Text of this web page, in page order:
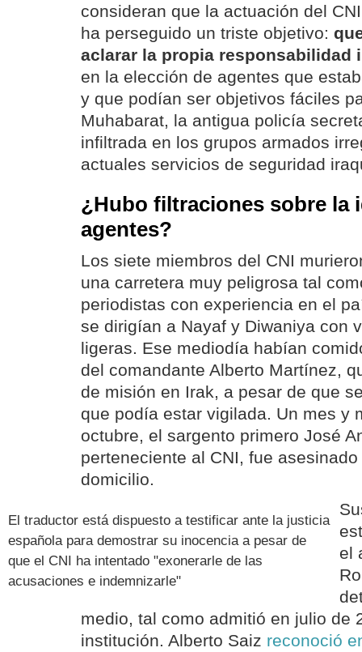
consideran que la actuación del
ha perseguido un triste objetivo:
aclarar la propia responsabilidad
en la elección de agentes que
y que podían ser objetivos fáciles
Muhabarat, la antigua policía
infiltrada en los grupos armados
actuales servicios de seguridad
¿Hubo filtraciones sobre la
agentes?
Los siete miembros del CNI
una carretera muy peligrosa tal
periodistas con experiencia en el
se dirigían a Nayaf y Diwaniya con
ligeras. Ese mediodía habían
del comandante Alberto Martínez,
de misión en Irak, a pesar de que
que podía estar vigilada. Un mes y
octubre, el sargento primero José
perteneciente al CNI, fue
domicilio.
El traductor está dispuesto a testificar ante la justicia
española para demostrar su inocencia a pesar de
que el CNI ha intentado "exonerarle de las
acusaciones e indemnizarle"
el
medio, tal como admitió en julio de
institución. Alberto Saiz reconoció